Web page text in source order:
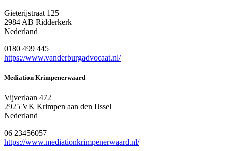
Gieterijstraat 125
2984 AB Ridderkerk
Nederland
0180 499 445
https://www.vanderburgadvocaat.nl/
Mediation Krimpenerwaard
Vijverlaan 472
2925 VK Krimpen aan den IJssel
Nederland
06 23456057
https://www.mediationkrimpenerwaard.nl/